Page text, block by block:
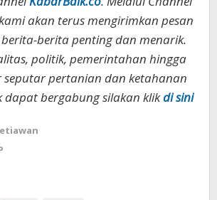
akan terus mengirimkan pesan
berita penting dan menarik.
politik, pemerintahan hingga
seputar pertanian dan ketahanan
dapat bergabung silakan klikdi sini